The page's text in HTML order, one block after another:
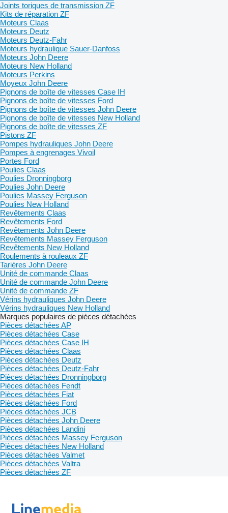
Joints toriques de transmission ZF
Kits de réparation ZF
Moteurs Claas
Moteurs Deutz
Moteurs Deutz-Fahr
Moteurs hydraulique Sauer-Danfoss
Moteurs John Deere
Moteurs New Holland
Moteurs Perkins
Moyeux John Deere
Pignons de boîte de vitesses Case IH
Pignons de boîte de vitesses Ford
Pignons de boîte de vitesses John Deere
Pignons de boîte de vitesses New Holland
Pignons de boîte de vitesses ZF
Pistons ZF
Pompes hydrauliques John Deere
Pompes à engrenages Vivoil
Portes Ford
Poulies Claas
Poulies Dronningborg
Poulies John Deere
Poulies Massey Ferguson
Poulies New Holland
Revêtements Claas
Revêtements Ford
Revêtements John Deere
Revêtements Massey Ferguson
Revêtements New Holland
Roulements à rouleaux ZF
Tarières John Deere
Unité de commande Claas
Unité de commande John Deere
Unité de commande ZF
Vérins hydrauliques John Deere
Vérins hydrauliques New Holland
Marques populaires de pièces détachées
Pièces détachées AP
Pièces détachées Case
Pièces détachées Case IH
Pièces détachées Claas
Pièces détachées Deutz
Pièces détachées Deutz-Fahr
Pièces détachées Dronningborg
Pièces détachées Fendt
Pièces détachées Fiat
Pièces détachées Ford
Pièces détachées JCB
Pièces détachées John Deere
Pièces détachées Landini
Pièces détachées Massey Ferguson
Pièces détachées New Holland
Pièces détachées Valmet
Pièces détachées Valtra
Pièces détachées ZF